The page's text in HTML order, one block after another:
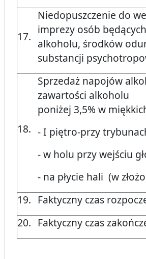
17.
Niedopuszczenie do
imprezy osób
alkoholu, środków
substancji
18.
Sprzedaż napojów
zawartości alkoholu
poniżej 3,5% w
- I piętro-przy
- w holu przy wejściu
- na płycie hali (w
19. Faktyczny czas
20. Faktyczny czas